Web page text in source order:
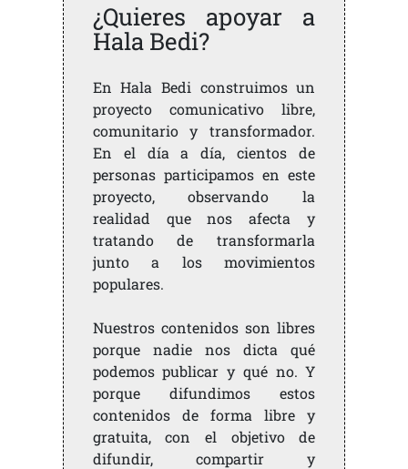
¿Quieres apoyar a
Hala Bedi?
En Hala Bedi construimos un
proyecto comunicativo libre,
comunitario y transformador.
En el día a día, cientos de
personas participamos en este
proyecto, observando la
realidad que nos afecta y
tratando de transformarla
junto a los movimientos
populares.
Nuestros contenidos son libres
porque nadie nos dicta qué
podemos publicar y qué no. Y
porque difundimos estos
contenidos de forma libre y
gratuita, con el objetivo de
difundir, compartir y